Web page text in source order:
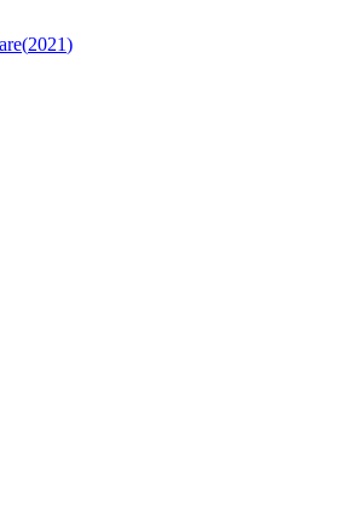
(2021)